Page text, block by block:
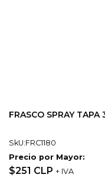
FRASCO SPRAY
SkU:FRC1180
Precio por Mayor:
$251 CLP + IVA